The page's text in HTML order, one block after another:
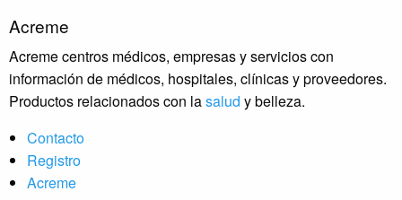
Acreme
Acreme centros médicos, empresas y servicios con
información de médicos, hospitales, clínicas y proveedores.
Productos relacionados con lasalud y belleza.
Contacto
Registro
Acreme